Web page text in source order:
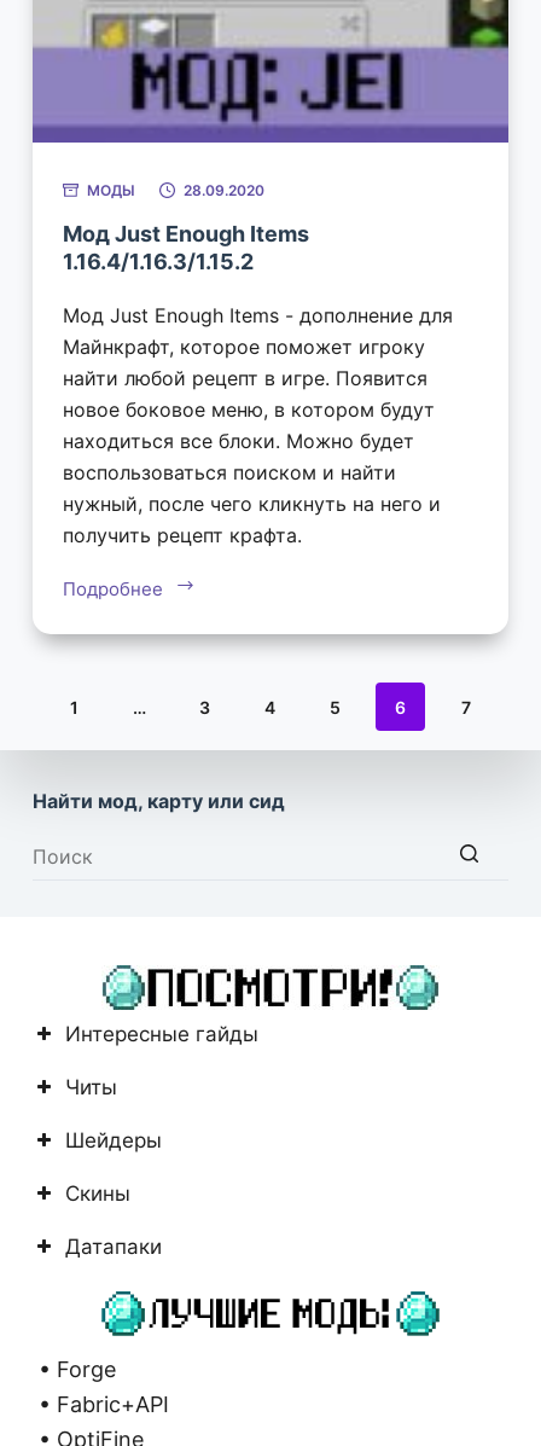
МОДЫ 28.09.2020
Мод Just Enough Items
1.16.4/1.16.3/1.15.2
Мод Just Enough Items - дополнение для
Майнкрафт, которое поможет игроку
найти любой рецепт в игре. Появится
новое боковое меню, в котором будут
находиться все блоки. Можно будет
воспользоваться поиском и найти
нужный, после чего кликнуть на него и
получить рецепт крафта.
Подробнее
1 … 3 4 5 6 7
Найти мод, карту или сид
Интересные гайды
Читы
Шейдеры
Скины
Датапаки
• Forge
• Fabric+API
• OptiFine